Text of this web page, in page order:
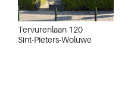
Tervurenlaan 120
Sint-Pieters-Woluwe